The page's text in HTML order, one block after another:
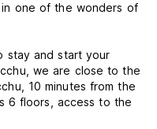
one of the wonders of
stay and start your
we are close to the
10 minutes from the
6 floors, access to the